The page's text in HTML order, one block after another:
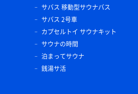
サバス 移動型サウナバス
サバス 2号車
カプセルトイ サウナキット
サウナの時間
泊まってサウナ
銭湯サ活